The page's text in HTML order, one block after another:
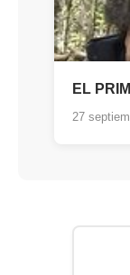
EL
27